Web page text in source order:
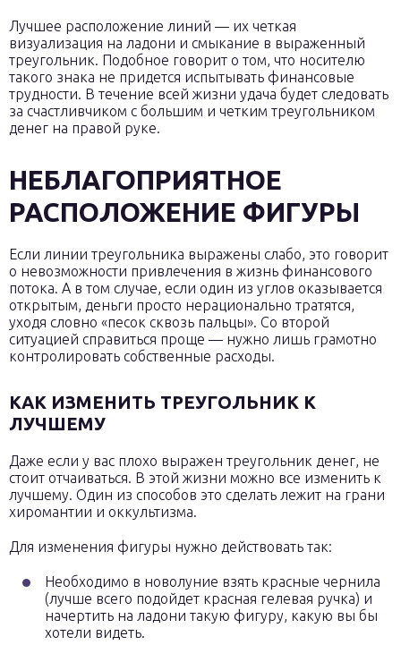
Лучшее расположение линий — их четкая
визуализация на ладони и смыкание в выраженный
треугольник. Подобное говорит о том, что носителю
такого знака не придется испытывать финансовые
трудности. В течение всей жизни удача будет следовать
за счастливчиком с большим и четким треугольником
денег на правой руке.
НЕБЛАГОПРИЯТНОЕ
РАСПОЛОЖЕНИЕ ФИГУРЫ
Если линии треугольника выражены слабо, это говорит
о невозможности привлечения в жизнь финансового
потока. А в том случае, если один из углов оказывается
открытым, деньги просто нерационально тратятся,
уходя словно «песок сквозь пальцы». Со второй
ситуацией справиться проще — нужно лишь грамотно
контролировать собственные расходы.
КАК ИЗМЕНИТЬ ТРЕУГОЛЬНИК К
ЛУЧШЕМУ
Даже если у вас плохо выражен треугольник денег, не
стоит отчаиваться. В этой жизни можно все изменить к
лучшему. Один из способов это сделать лежит на грани
хиромантии и оккультизма.
Для изменения фигуры нужно действовать так:
Необходимо в новолуние взять красные чернила
(лучше всего подойдет красная гелевая ручка) и
начертить на ладони такую фигуру, какую вы бы
хотели видеть.